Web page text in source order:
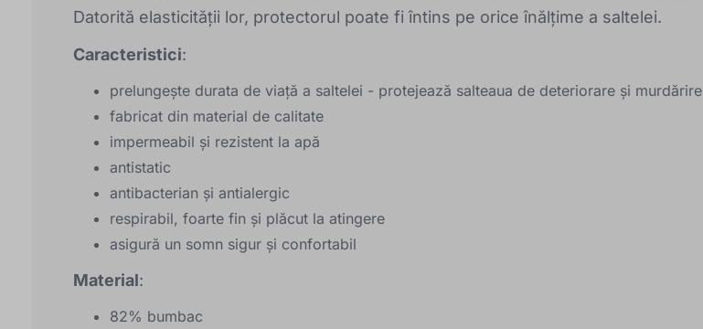
Datorită elasticității lor, protectorul poate fi întins pe orice înălțime a saltelei.
Caracteristici:
prelungește durata de viață a saltelei - protejează salteaua de deteriorare și murdărire
fabricat din material de calitate
impermeabil și rezistent la apă
antistatic
antibacterian și antialergic
respirabil, foarte fin și plăcut la atingere
asigură un somn sigur și confortabil
Material:
82% bumbac